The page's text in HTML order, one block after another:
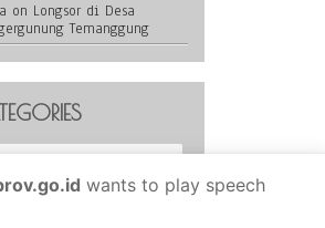
on Longsor di Desa
Temanggung
wants to play speech